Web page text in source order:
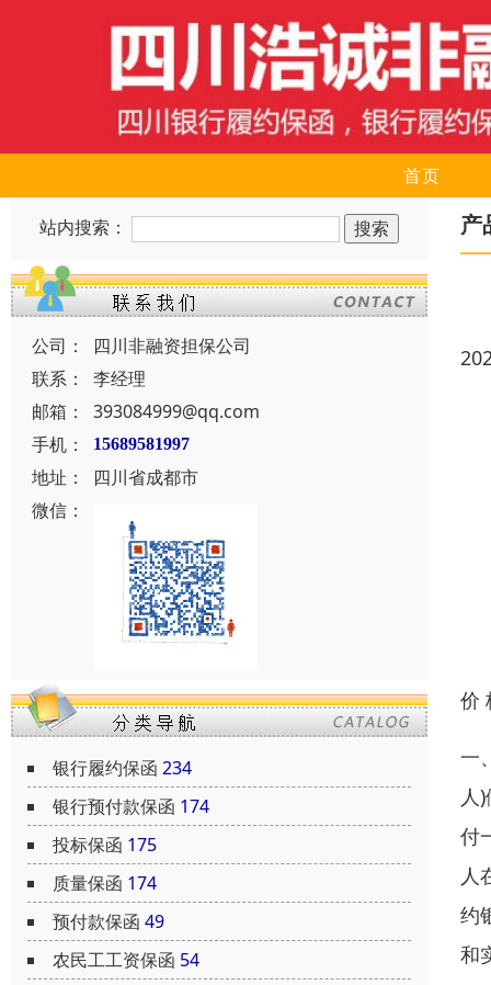
首页
站内搜索：
公司：
四川非融资担保公司
联系：
李经理
邮箱：
393084999@qq.com
手机：
15689581997
地址：
四川省成都市
微信：
银行履约保函 234
银行预付款保函 174
投标保函 175
质量保函 174
预付款保函 49
农民工工资保函 54
产
价
一
人
付
人
约
和